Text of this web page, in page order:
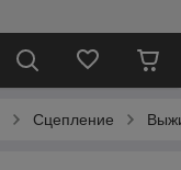
Сцепление